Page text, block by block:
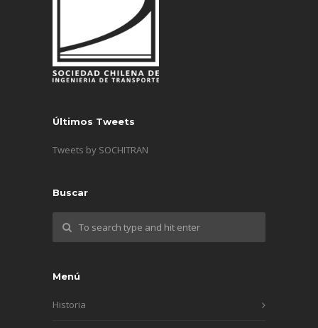
Últimos Tweets
Tweets by SOCHITRAN
Buscar
Menú
Historia